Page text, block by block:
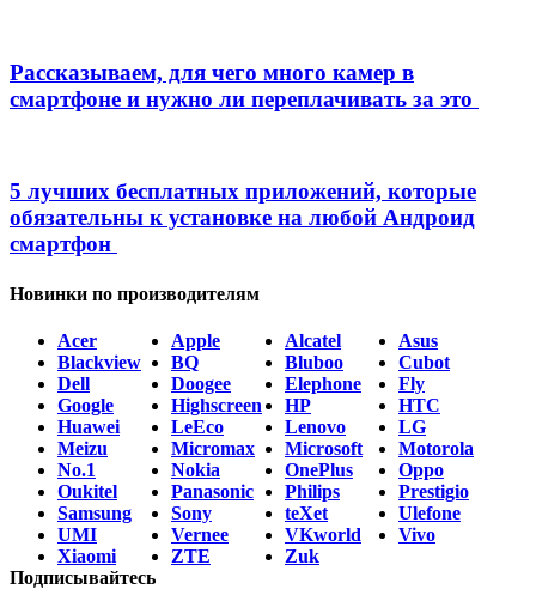
Рассказываем, для чего много камер в
смартфоне и нужно ли переплачивать за это
5 лучших бесплатных приложений, которые
обязательны к установке на любой Андроид
смартфон
Новинки по производителям
Acer Apple Alcatel
Asus
Blackview
BQ Bluboo
Cubot
Dell
Doogee Elephone
Fly
Google
Highscreen HP
HTC
Huawei
LeEco Lenovo
LG
Meizu
Micromax Microsoft
Motorola
No.1
Nokia OnePlus
Oppo
Oukitel
Panasonic Philips
Prestigio
Samsung
Sony teXet
Ulefone
UMI
Vernee VKworld
Vivo
Xiaomi
ZTE
Zuk
Подписывайтесь